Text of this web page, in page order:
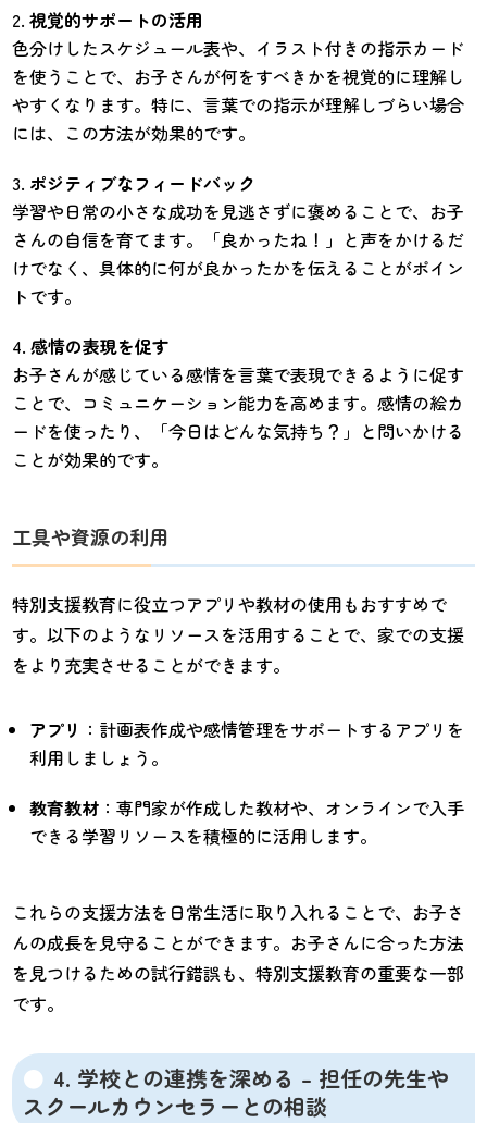
視覚的サポートの活用
色分けしたスケジュール表や、イラスト付きの指示カード
を使うことで、お子さんが何をすべきかを視覚的に理解し
やすくなります。特に、言葉での指示が理解しづらい場合
には、この方法が効果的です。
ポジティブなフィードバック
学習や日常の小さな成功を見逃さずに褒めることで、お子
さんの自信を育てます。「良かったね！」と声をかけるだ
けでなく、具体的に何が良かったかを伝えることがポイン
トです。
感情の表現を促す
お子さんが感じている感情を言葉で表現できるように促す
ことで、コミュニケーション能力を高めます。感情の絵カ
ードを使ったり、「今日はどんな気持ち？」と問いかける
ことが効果的です。
工具や資源の利用
特別支援教育に役立つアプリや教材の使用もおすすめで
す。以下のようなリソースを活用することで、家での支援
をより充実させることができます。
アプリ ：計画表作成や感情管理をサポートするアプリを
利用しましょう。
教育教材 ：専門家が作成した教材や、オンラインで入手
できる学習リソースを積極的に活用します。
これらの支援方法を日常生活に取り入れることで、お子さ
んの成長を見守ることができます。お子さんに合った方法
を見つけるための試行錯誤も、特別支援教育の重要な一部
です。
4. 学校との連携を深める – 担任の先生や
スクールカウンセラーとの相談